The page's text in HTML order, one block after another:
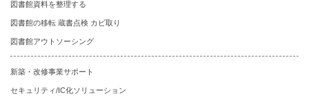
図書館資料を整理する
図書館の移転 蔵書点検 カビ取り
図書館アウトソーシング
新築・改修事業サポート
セキュリティ/IC化ソリューション